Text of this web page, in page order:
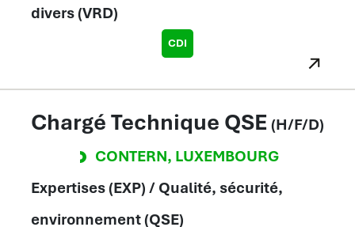
divers (VRD)
CDI
Chargé Technique QSE (H/F/D)
CONTERN, LUXEMBOURG
Expertises (EXP) / Qualité, sécurité,
environnement (QSE)